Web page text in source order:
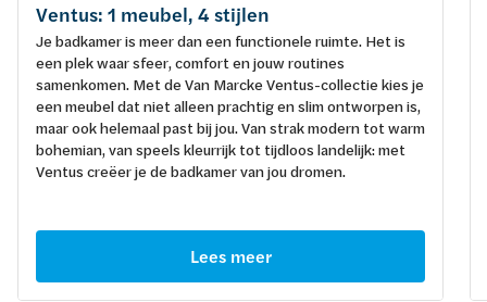
Ventus: 1 meubel, 4 stijlen
Je badkamer is meer dan een functionele ruimte. Het is
een plek waar sfeer, comfort en jouw routines
samenkomen. Met de Van Marcke Ventus-collectie kies je
een meubel dat niet alleen prachtig en slim ontworpen is,
maar ook helemaal past bij jou. Van strak modern tot warm
bohemian, van speels kleurrijk tot tijdloos landelijk: met
Ventus creëer je de badkamer van jou dromen.
Lees meer